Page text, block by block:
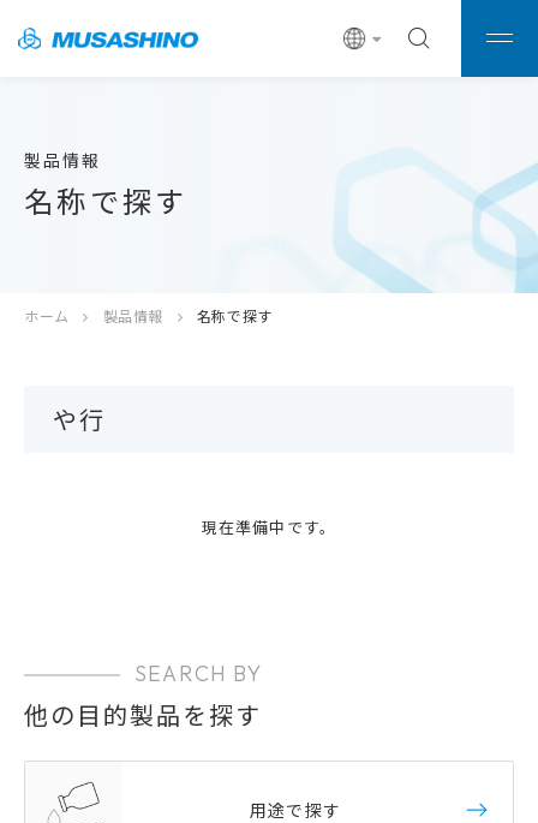
製品情報
名称で探す
ホーム 製品情報 名称で探す
や行
現在準備中です。
SEARCH BY
他の目的製品を探す
用途で探す